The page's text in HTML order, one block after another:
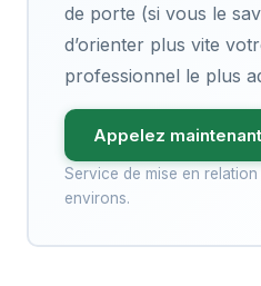
de porte (si vous le
d’orienter plus vite
professionnel le plus
Appelez maintenant
Service de mise en
environs.